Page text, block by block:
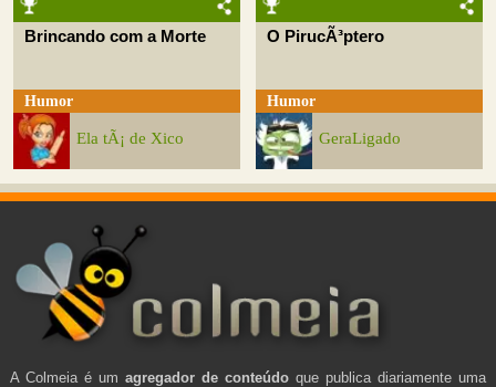
Brincando com a Morte
Humor
Ela tÃ¡ de Xico
O PirucÃ³ptero
Humor
GeraLigado
A Colmeia é um agregador de conteúdo que publica diariamente uma